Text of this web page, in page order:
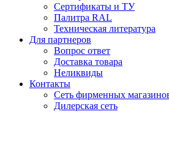
Сертификаты и ТУ
Палитра RAL
Техническая литература
Для партнеров
Вопрос ответ
Доставка товара
Неликвиды
Контакты
Сеть фирменных
Дилерская сеть